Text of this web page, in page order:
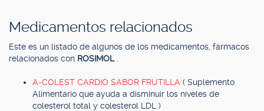
Medicamentos relacionados
Este es un listado de algunos de los medicamentos, fármacos
relacionados con ROSIMOL
A-COLEST CARDIO SABOR FRUTILLA ( Suplemento
Alimentario que ayuda a disminuir los niveles de
colesterol total y colesterol LDL )